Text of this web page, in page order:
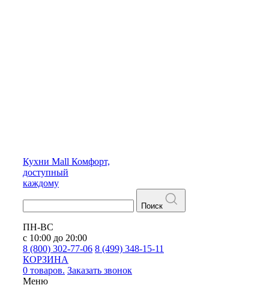
Кухни Mall Комфорт,
доступный
каждому
Поиск
ПН-ВС
с 10:00 до 20:00
8 (800) 302-77-06 8 (499) 348-15-11
КОРЗИНА
0 товаров. Заказать звонок
Меню